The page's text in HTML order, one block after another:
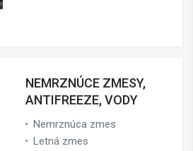
NEMRZNÚCE ZMESY,
ANTIFREEZE, VODY
Nemrznúca zmes
Letná zmes